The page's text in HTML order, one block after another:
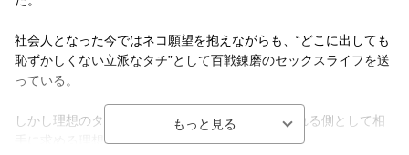
社会人となった今ではネコ願望を抱えながらも、“どこに出しても
恥ずかしくない立派なタチ”として百戦錬磨のセックスライフを送
っている。
しかし理想のタチ像＝自分となったことで、抱かれる側として相
手に求める理想もより高いものとなっていた。